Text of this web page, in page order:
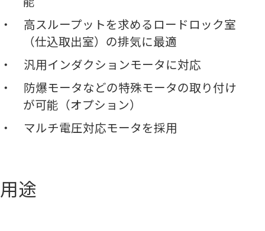
高スループットを求めるロードロック室
（仕込取出室）の排気に最適
汎用インダクションモータに対応
防爆モータなどの特殊モータの取り付け
が可能（オプション）
マルチ電圧対応モータを採用
用途